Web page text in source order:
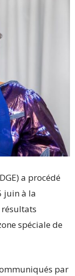
a procédé
juin à la
spéciale de
par